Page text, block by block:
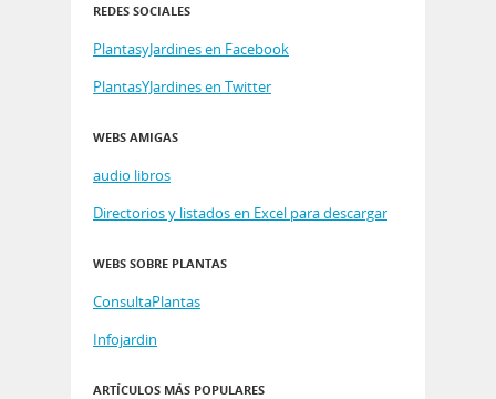
REDES SOCIALES
PlantasyJardines en Facebook
PlantasYJardines en Twitter
WEBS AMIGAS
audio libros
Directorios y listados en Excel para descargar
WEBS SOBRE PLANTAS
ConsultaPlantas
Infojardin
ARTÍCULOS MÁS POPULARES